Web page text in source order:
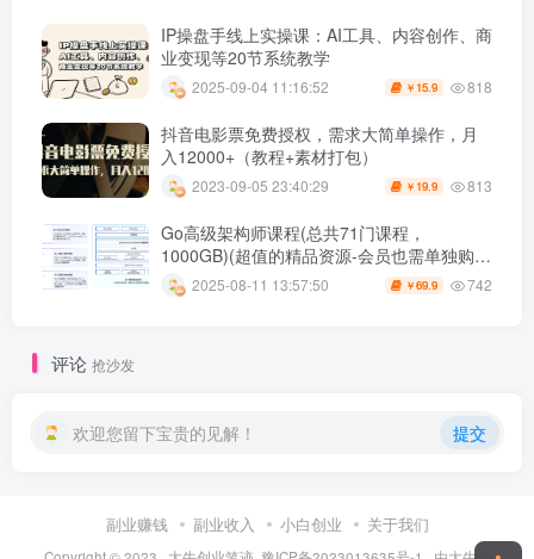
IP操盘手线上实操课：AI工具、内容创作、商
业变现等20节系统教学
2025-09-04 11:16:52 ￥ 15.9 818
抖音电影票免费授权，需求大简单操作，月
入12000+（教程+素材打包）
2023-09-05 23:40:29 ￥ 19.9 813
Go高级架构师课程(总共71门课程，
1000GB)(超值的精品资源-会员也需单独购买
哦)
2025-08-11 13:57:50 ￥69.9 742
评论 抢沙发
欢迎您留下宝贵的见解！ 提交
副业赚钱 副业收入 小白创业 关于我们